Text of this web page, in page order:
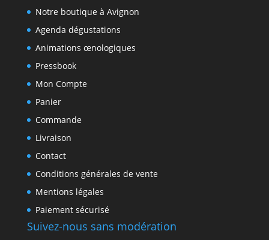
Notre boutique à Avignon
Agenda dégustations
Animations œnologiques
Pressbook
Mon Compte
Panier
Commande
Livraison
Contact
Conditions générales de vente
Mentions légales
Paiement sécurisé
Suivez-nous sans modération